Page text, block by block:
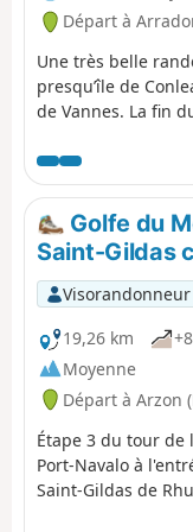
Départ à
Une très belle
presqu’île de
de Vannes. La fin
Golfe du
Saint-Gildas
Visorandonneur
19,26 km
Moyenne
Départ à Arzon
Étape 3 du tour de
Port-Navalo à
Saint-Gildas de